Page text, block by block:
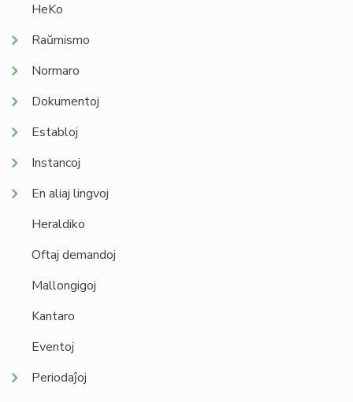
HeKo
Raŭmismo
Normaro
Dokumentoj
Establoj
Instancoj
En aliaj lingvoj
Heraldiko
Oftaj demandoj
Mallongigoj
Kantaro
Eventoj
Periodaĵoj